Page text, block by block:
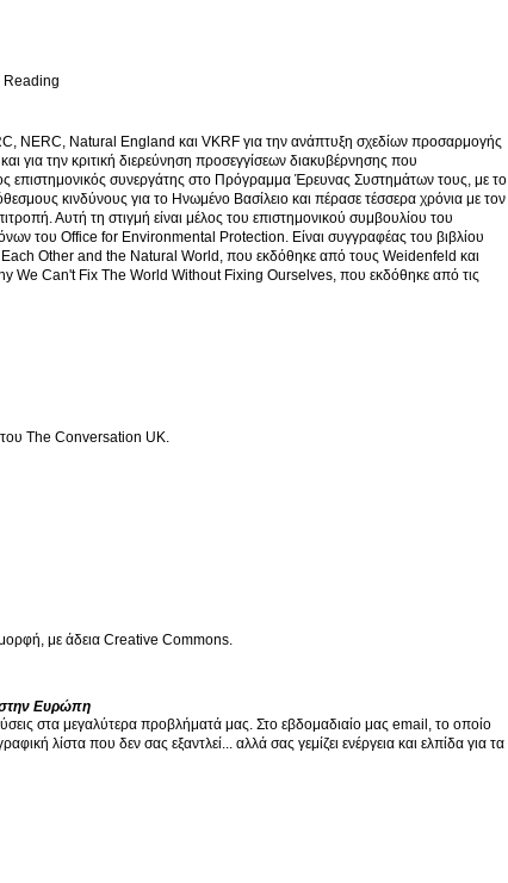
Reading
NERC, Natural England και VKRF για την ανάπτυξη σχεδίων προσαρμογής
για την κριτική διερεύνηση προσεγγίσεων διακυβέρνησης που
επιστημονικός συνεργάτης στο Πρόγραμμα Έρευνας Συστημάτων τους, με το
κινδύνους για το Ηνωμένο Βασίλειο και πέρασε τέσσερα χρόνια με τον
Αυτή τη στιγμή είναι μέλος του επιστημονικού συμβουλίου του
του Office for Environmental Protection. Είναι συγγραφέας του βιβλίου
Other and the Natural World, που εκδόθηκε από τους Weidenfeld και
We Can't Fix The World Without Fixing Ourselves, που εκδόθηκε από τις
The Conversation UK.
με άδεια Creative Commons.
στην Ευρώπη
στα μεγαλύτερα προβλήματά μας. Στο εβδομαδιαίο μας email, το οποίο
λίστα που δεν σας εξαντλεί... αλλά σας γεμίζει ενέργεια και ελπίδα για τα